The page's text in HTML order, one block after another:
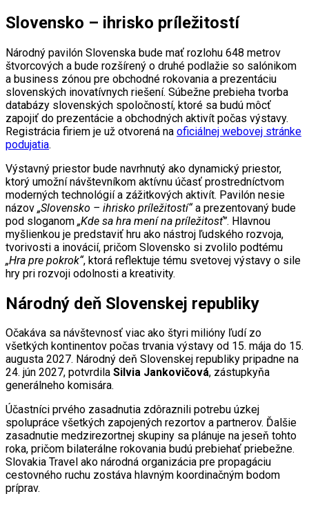
Slovensko – ihrisko príležitostí
Národný pavilón Slovenska bude mať rozlohu 648 metrov
štvorcových a bude rozšírený o druhé podlažie so salónikom
a business zónou pre obchodné rokovania a prezentáciu
slovenských inovatívnych riešení. Súbežne prebieha tvorba
databázy slovenských spoločností, ktoré sa budú môcť
zapojiť do prezentácie a obchodných aktivít počas výstavy.
Registrácia firiem je už otvorená na oficiálnej webovej stránke
podujatia.
Výstavný priestor bude navrhnutý ako dynamický priestor,
ktorý umožní návštevníkom aktívnu účasť prostredníctvom
moderných technológií a zážitkových aktivít. Pavilón nesie
názov „Slovensko – ihrisko príležitostí“a prezentovaný bude
pod sloganom „Kde sa hra mení na príležitosť”. Hlavnou
myšlienkou je predstaviť hru ako nástroj ľudského rozvoja,
tvorivosti a inovácií, pričom Slovensko si zvolilo podtému
„Hra pre pokrok“, ktorá reflektuje tému svetovej výstavy o sile
hry pri rozvoji odolnosti a kreativity.
Národný deň Slovenskej republiky
Očakáva sa návštevnosť viac ako štyri milióny ľudí zo
všetkých kontinentov počas trvania výstavy od 15. mája do 15.
augusta 2027. Národný deň Slovenskej republiky pripadne na
24. jún 2027, potvrdila Silvia Jankovičová, zástupkyňa
generálneho komisára.
Účastníci prvého zasadnutia zdôraznili potrebu úzkej
spolupráce všetkých zapojených rezortov a partnerov. Ďalšie
zasadnutie medzirezortnej skupiny sa plánuje na jeseň tohto
roka, pričom bilaterálne rokovania budú prebiehať priebežne.
Slovakia Travel ako národná organizácia pre propagáciu
cestovného ruchu zostáva hlavným koordinačným bodom
príprav.